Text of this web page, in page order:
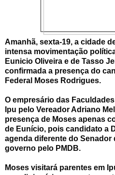
Amanhã, sexta-19, a cidade
intensa movimentação
Eunicio Oliveira e de Tasso
confirmada a presença do
Federal Moses Rodrigues.
O empresário das
Ipu pelo Vereador Adriano
presença de Moses apenas
de Eunício, pois candidato a
agenda diferente do Senador
governo pelo PMDB.
Moses visitará parentes em